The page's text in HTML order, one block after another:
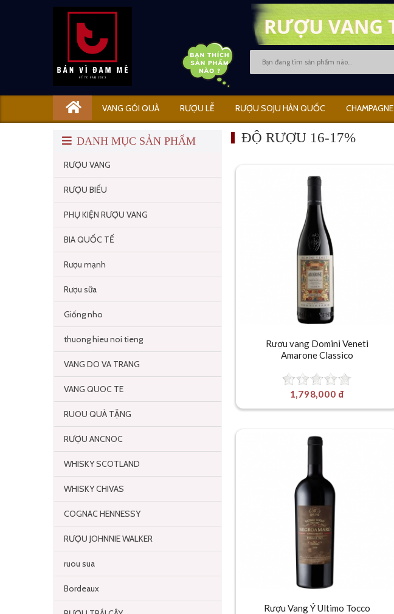
VANG GÓI QUÀ RƯỢU LỄ RƯỢU SOJU HÀN QUỐC CHAMPAGNE
ĐỘ RƯỢU 16-17%
Rượu vang Domini Veneti
Amarone Classico
1,798,000 đ
Rượu Vang Ý Ultimo Tocco
DANH MỤC SẢN PHẨM
RƯỢU VANG
RƯỢU BIẾU
PHỤ KIỆN RƯỢU VANG
BIA QUỐC TẾ
Rượu mạnh
Rượu sữa
Giống nho
thuong hieu noi tieng
VANG DO VA TRANG
VANG QUOC TE
RUOU QUÀ TẶNG
RƯỢU ANCNOC
WHISKY SCOTLAND
WHISKY CHIVAS
COGNAC HENNESSY
RƯỢU JOHNNIE WALKER
ruou sua
Bordeaux